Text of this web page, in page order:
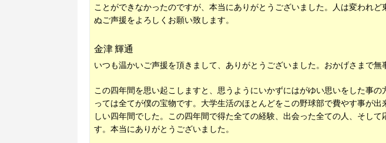
ことができなかったのですが、本当にありがとうございました。人は変われ
ぬご声援をよろしくお願い致します。
金津 輝通
いつも温かいご声援を頂きまして、ありがとうございました。おかげさまで無
この四年間を思い起こしますと、思うようにいかずにはがゆい思いをした事
っては全てが僕の宝物です。大学生活のほとんどをこの野球部で費やす事が
しい四年間でした。この四年間で得た全ての経験、出会った全ての人、そし
す。本当にありがとうございました。